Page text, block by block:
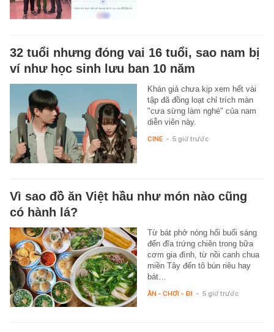
32 tuổi nhưng đóng vai 16 tuổi, sao nam bị
ví như học sinh lưu ban 10 năm
Khán giả chưa kịp xem hết vài
tập đã đồng loạt chỉ trích màn
"cưa sừng làm nghé" của nam
diễn viên này.
CINE - 5 giờ trước
Vì sao đồ ăn Việt hầu như món nào cũng
có hành lá?
Từ bát phở nóng hổi buổi sáng
đến đĩa trứng chiên trong bữa
cơm gia đình, từ nồi canh chua
miền Tây đến tô bún riêu hay
bát…
ĂN - CHƠI - ĐI - 5 giờ trước